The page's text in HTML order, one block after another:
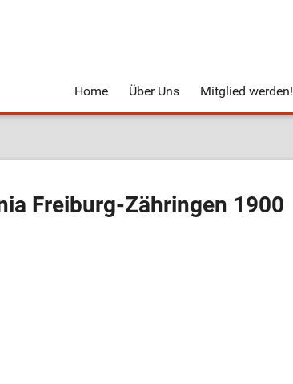
Home Über Uns Mitglied werden!
Freiburg-Zähringen 1900